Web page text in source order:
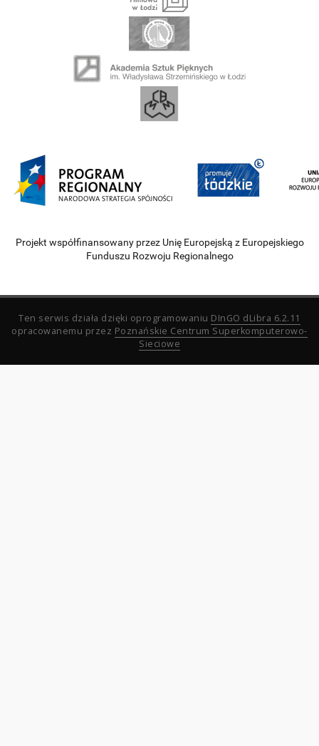
Projekt współfinansowany przez Unię Europejską z Europejskiego
Funduszu Rozwoju Regionalnego
Ten serwis działa dzięki oprogramowaniu DInGO dLibra 6.2.11
opracowanemu przez Poznańskie Centrum Superkomputerowo-
Sieciowe